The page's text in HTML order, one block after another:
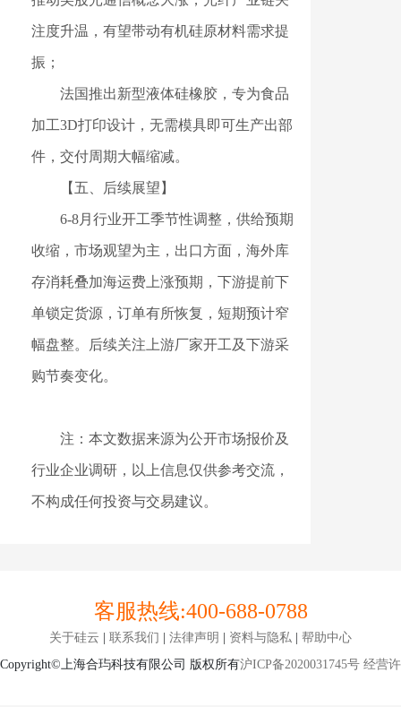
注度升温，有望带动有机硅原材料需求提
振；
法国推出新型液体硅橡胶，专为食品
加工3D打印设计，无需模具即可生产出部
件，交付周期大幅缩减。
【五、后续展望】
6-8月行业开工季节性调整，供给预期
收缩，市场观望为主，出口方面，海外库
存消耗叠加海运费上涨预期，下游提前下
单锁定货源，订单有所恢复，短期预计窄
幅盘整。后续关注上游厂家开工及下游采
购节奏变化。
注：本文数据来源为公开市场报价及
行业企业调研，以上信息仅供参考交流，
不构成任何投资与交易建议。
客服热线:400-688-0788
关于硅云 | 联系我们 | 法律声明 | 资料与隐私 | 帮助中心
Copyright©上海合玙科技有限公司 版权所有沪ICP备2020031745号 经营